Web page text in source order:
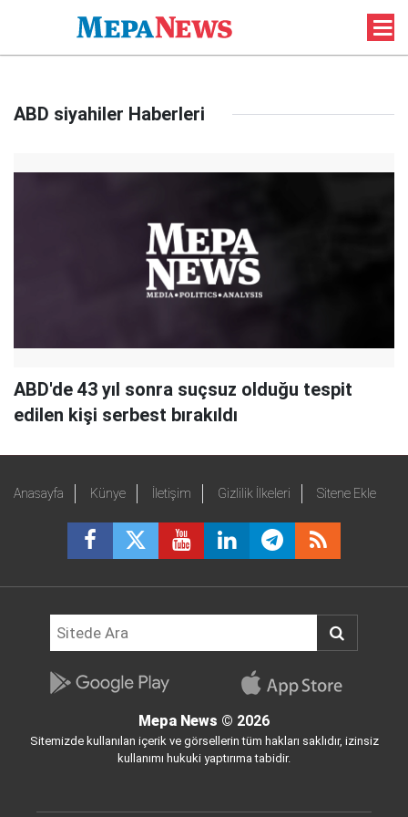
ABD siyahiler Haberleri
ABD'de 43 yıl sonra suçsuz olduğu tespit
edilen kişi serbest bırakıldı
Anasayfa Künye İletişim Gizlilik İlkeleri Sitene Ekle
Mepa News © 2026
Sitemizde kullanılan içerik ve görsellerin tüm hakları saklıdır, izinsiz
kullanımı hukuki yaptırıma tabidir.